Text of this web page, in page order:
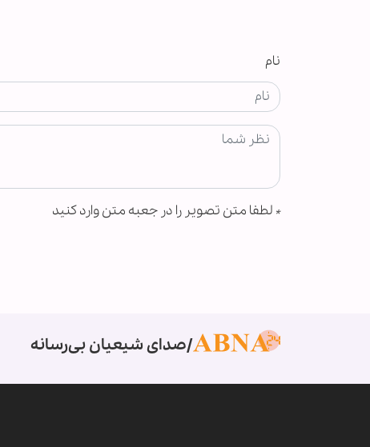
نام
* لطفا متن تصویر را در جعبه متن وارد کنید
صدای شیعیان بی‌رسانه